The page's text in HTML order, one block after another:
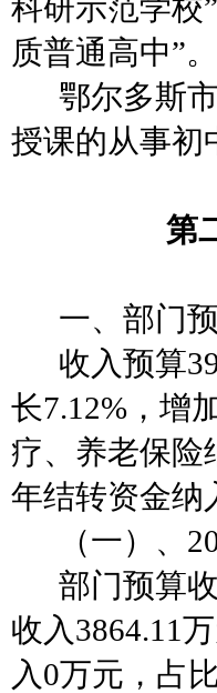
科研示范学校
质普通高中”。
鄂尔多斯
授课的从事初
第
一、部门
收入预算
长7.12%，增
疗、养老保险
年结转资金纳
（一）、
部门预算
收入3864.11
入0万元，占